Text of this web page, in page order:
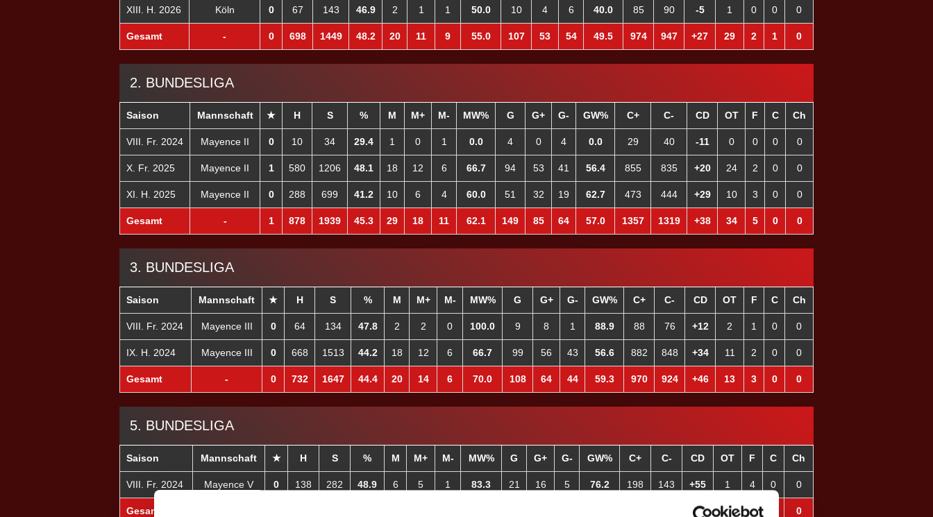
XIII. H. 2026 Köln 0 67 143 46.9 2 1 1 50.0 10 4 6 40.0 85 90 -5 1 0 0 0
Gesamt - 0 698 1449 48.2 20 11 9 55.0 107 53 54 49.5 974 947 +27 29 2 1 0
2. BUNDESLIGA
Saison Mannschaft ★ H S % M M+ M- MW% G G+ G- GW% C+ C- CD OT F C Ch
VIII. Fr. 2024 Mayence II 0 10 34 29.4 1 0 1 0.0 4 0 4 0.0 29 40 -11 0 0 0 0
X. Fr. 2025 Mayence II 1 580 1206 48.1 18 12 6 66.7 94 53 41 56.4 855 835 +20 24 2 0 0
XI. H. 2025 Mayence II 0 288 699 41.2 10 6 4 60.0 51 32 19 62.7 473 444 +29 10 3 0 0
Gesamt - 1 878 1939 45.3 29 18 11 62.1 149 85 64 57.0 1357 1319 +38 34 5 0 0
3. BUNDESLIGA
Saison Mannschaft ★ H S % M M+ M- MW% G G+ G- GW% C+ C- CD OT F C Ch
VIII. Fr. 2024 Mayence III 0 64 134 47.8 2 2 0 100.0 9 8 1 88.9 88 76 +12 2 1 0 0
IX. H. 2024 Mayence III 0 668 1513 44.2 18 12 6 66.7 99 56 43 56.6 882 848 +34 11 2 0 0
Gesamt - 0 732 1647 44.4 20 14 6 70.0 108 64 44 59.3 970 924 +46 13 3 0 0
5. BUNDESLIGA
Saison Mannschaft ★ H S % M M+ M- MW% G G+ G- GW% C+ C- CD OT F C Ch
VIII. Fr. 2024 Mayence V 0 138 282 48.9 6 5 1 83.3 21 16 5 76.2 198 143 +55 1 4 0 0
Gesamt +55 1 4 0